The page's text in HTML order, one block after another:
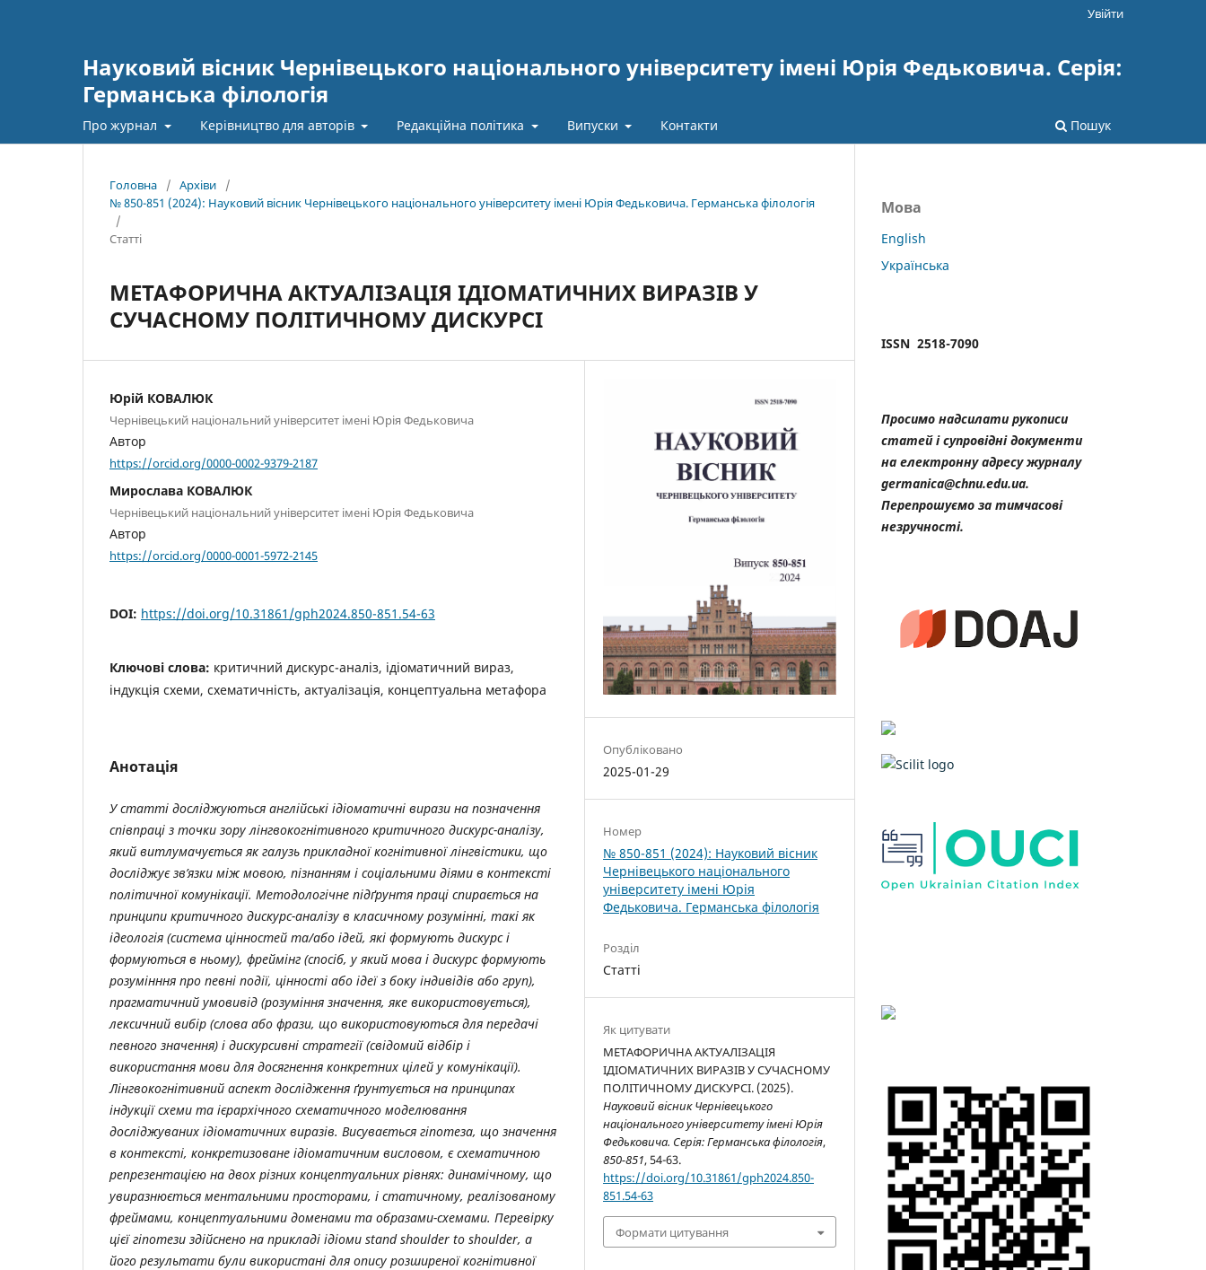
Науковий вісник Чернівецького національного університету імені Юрія Федьковича. Серія:
Германська філологія
Про журнал Керівництво для авторів Редакційна політика Випуски Контакти Пошук
Увійти
Головна / Архіви
/
№ 850-851 (2024): Науковий вісник Чернівецького національного університету імені Юрія Федьковича. Германська філологія
/
Статті
МЕТАФОРИЧНА АКТУАЛІЗАЦІЯ ІДІОМАТИЧНИХ ВИРАЗІВ У
СУЧАСНОМУ ПОЛІТИЧНОМУ ДИСКУРСІ
Юрій КОВАЛЮК
Чернівецький національний університет імені Юрія Федьковича
Автор
https://orcid.org/0000-0002-9379-2187
Мирослава КОВАЛЮК
Чернівецький національний університет імені Юрія Федьковича
Автор
https://orcid.org/0000-0001-5972-2145
DOI: https://doi.org/10.31861/gph2024.850-851.54-63
Ключові слова: критичний дискурс-аналіз, ідіоматичний вираз,
індукція схеми, схематичність, актуалізація, концептуальна метафора
Анотація
У статті досліджуються англійські ідіоматичні вирази на позначення
співпраці з точки зору лінгвокогнітивного критичного дискурс-аналізу,
який витлумачується як галузь прикладної когнітивної лінгвістики, що
досліджує зв’язки між мовою, пізнанням і соціальними діями в контексті
політичної комунікації. Методологічне підґрунтя праці спирається на
принципи критичного дискурс-аналізу в класичному розумінні, такі як
ідеологія (система цінностей та/або ідей, які формують дискурс і
формуються в ньому), фреймінг (спосіб, у який мова і дискурс формують
розумінння про певні події, цінності або ідеї з боку індивідів або груп),
прагматичний умовивід (розуміння значення, яке використовується),
лексичний вибір (слова або фрази, що використовуються для передачі
певного значення) і дискурсивні стратегії (свідомий відбір і
використання мови для досягнення конкретних цілей у комунікації).
Лінгвокогнітивний аспект дослідження ґрунтується на принципах
індукції схеми та ієрархічного схематичного моделювання
досліджуваних ідіоматичних виразів. Висувається гіпотеза, що значення
в контексті, конкретизоване ідіоматичним висловом, є схематичною
репрезентацією на двох різних концептуальних рівнях: динамічному, що
увиразнюється ментальними просторами, і статичному, реалізованому
фреймами, концептуальними доменами та образами-схемами. Перевірку
цієї гіпотези здійснено на прикладі ідіоми stand shoulder to shoulder, а
його результати були використані для опису розширеної когнітивної
Опубліковано
2025-01-29
Номер
№ 850-851 (2024): Науковий вісник
Чернівецького національного
університету імені Юрія
Федьковича. Германська філологія
Розділ
Статті
Як цитувати
МЕТАФОРИЧНА АКТУАЛІЗАЦІЯ
ІДІОМАТИЧНИХ ВИРАЗІВ У СУЧАСНОМУ
ПОЛІТИЧНОМУ ДИСКУРСІ. (2025).
Науковий вісник Чернівецького
національного університету імені Юрія
Федьковича. Серія: Германська філологія,
850-851, 54-63.
https://doi.org/10.31861/gph2024.850-
851.54-63
Формати цитування
Мова
English
Українська
ISSN 2518-7090
Просимо надсилати рукописи
статей і супровідні документи
на електронну адресу журналу
germanica@chnu.edu.ua.
Перепрошуємо за тимчасові
незручності.